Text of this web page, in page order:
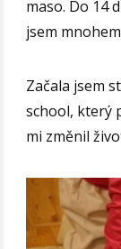
maso. Do 14
jsem
Začala jsem
school, který
mi změnil